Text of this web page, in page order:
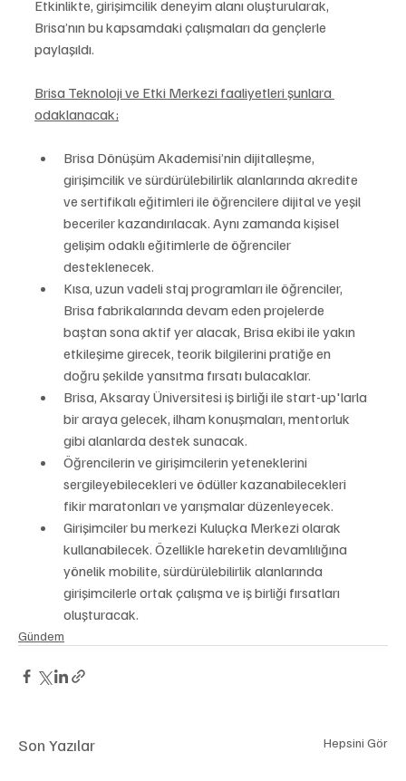
Etkinlikte, girişimcilik deneyim alanı oluşturularak,
Brisa’nın bu kapsamdaki çalışmaları da gençlerle
paylaşıldı.
Brisa Teknoloji ve Etki Merkezi faaliyetleri şunlara
odaklanacak;
Brisa Dönüşüm Akademisi’nin dijitalleşme,
girişimcilik ve sürdürülebilirlik alanlarında akredite
ve sertifikalı eğitimleri ile öğrencilere dijital ve yeşil
beceriler kazandırılacak. Aynı zamanda kişisel
gelişim odaklı eğitimlerle de öğrenciler
desteklenecek.
Kısa, uzun vadeli staj programları ile öğrenciler,
Brisa fabrikalarında devam eden projelerde
baştan sona aktif yer alacak, Brisa ekibi ile yakın
etkileşime girecek, teorik bilgilerini pratiğe en
doğru şekilde yansıtma fırsatı bulacaklar.
Brisa, Aksaray Üniversitesi iş birliği ile start-up'larla
bir araya gelecek, ilham konuşmaları, mentorluk
gibi alanlarda destek sunacak.
Öğrencilerin ve girişimcilerin yeteneklerini
sergileyebilecekleri ve ödüller kazanabilecekleri
fikir maratonları ve yarışmalar düzenleyecek.
Girişimciler bu merkezi Kuluçka Merkezi olarak
kullanabilecek. Özellikle hareketin devamlılığına
yönelik mobilite, sürdürülebilirlik alanlarında
girişimcilerle ortak çalışma ve iş birliği fırsatları
oluşturacak.
Gündem
Son Yazılar Hepsini Gör